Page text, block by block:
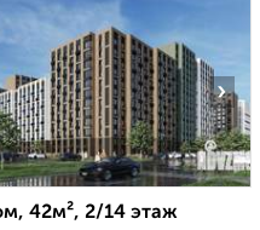
›
42м², 2/14 этаж